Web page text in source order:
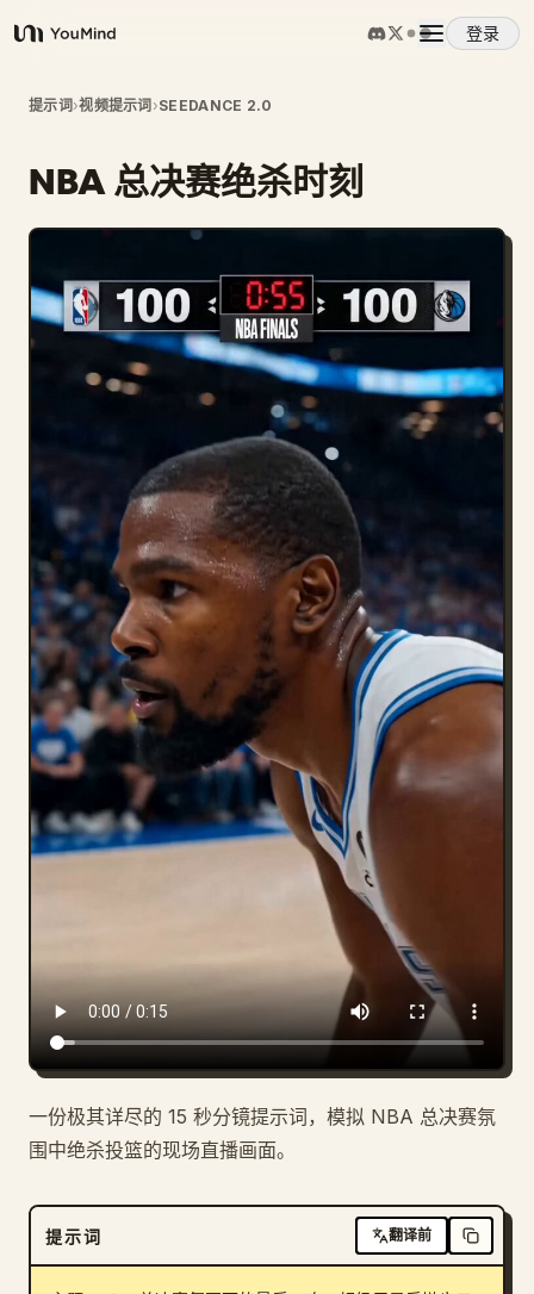
YouMind
登录
概览
使用案例
提示词
博客
更新
提示词›视频提示词 ›SEEDANCE 2.0
NBA 总决赛绝杀时刻
一份极其详尽的 15 秒分镜提示词，模拟 NBA 总决赛氛
围中绝杀投篮的现场直播画面。
提示词 翻译前